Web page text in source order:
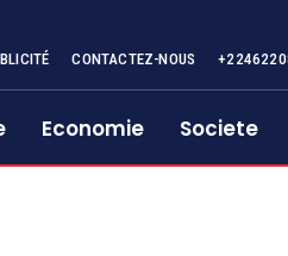
CONTACTEZ-NOUS
Economie Societe